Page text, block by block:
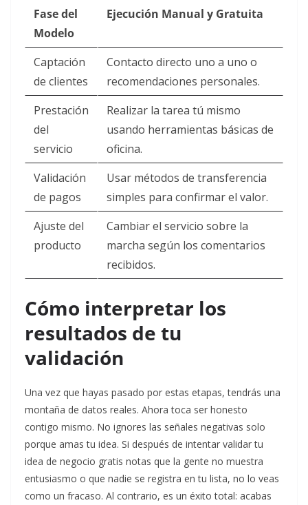
Fase del
Modelo
Ejecución Manual y Gratuita
Captación
de clientes
Contacto directo uno a uno o
recomendaciones personales.
Prestación
del
servicio
Realizar la tarea tú mismo
usando herramientas básicas de
oficina.
Validación
de pagos
Usar métodos de transferencia
simples para confirmar el valor.
Ajuste del
producto
Cambiar el servicio sobre la
marcha según los comentarios
recibidos.
Cómo interpretar los
resultados de tu
validación
Una vez que hayas pasado por estas etapas, tendrás una
montaña de datos reales. Ahora toca ser honesto
contigo mismo. No ignores las señales negativas solo
porque amas tu idea. Si después de intentar validar tu
idea de negocio gratis notas que la gente no muestra
entusiasmo o que nadie se registra en tu lista, no lo veas
como un fracaso. Al contrario, es un éxito total: acabas